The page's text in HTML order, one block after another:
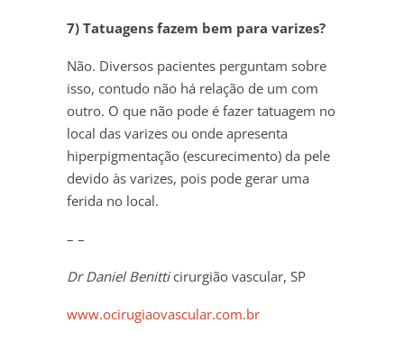
7) Tatuagens fazem bem para varizes?
Não. Diversos pacientes perguntam sobre
isso, contudo não há relação de um com
outro. O que não pode é fazer tatuagem no
local das varizes ou onde apresenta
hiperpigmentação (escurecimento) da pele
devido às varizes, pois pode gerar uma
ferida no local.
– –
Dr Daniel Benitticirurgião vascular, SP
www.ocirugiaovascular.com.br